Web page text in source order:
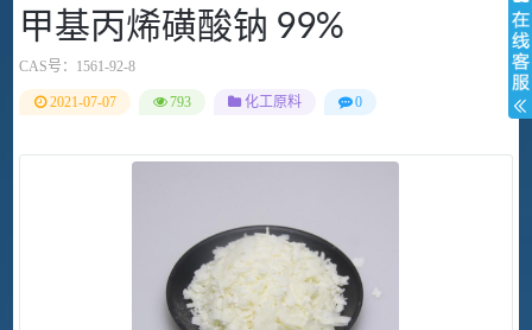
甲基丙烯磺酸钠 99%
CAS号： 1561-92-8
2021-07-07 793 化工原料 0